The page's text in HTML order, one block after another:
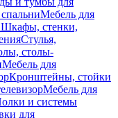
Мебель для
Шкафы, стенки,
Стулья,
столы-
Мебель для
Кронштейны, стойки
Мебель для
и системы
для